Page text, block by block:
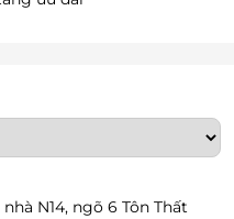
N14, ngõ 6 Tôn Thất